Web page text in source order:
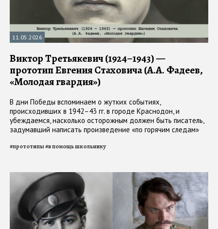
11.05.2026
Виктор Третьякевич (1924–1943) —
прототип Евгения Стаховича (А.А. Фадеев,
«Молодая гвардия»)
В дни Победы вспоминаем о жутких событиях,
происходивших в 1942–43 гг. в городе Краснодон, и
убеждаемся, насколько осторожным должен быть писатель,
задумавший написать произведение «по горячим следам»
#прототипы#в помощь школьнику